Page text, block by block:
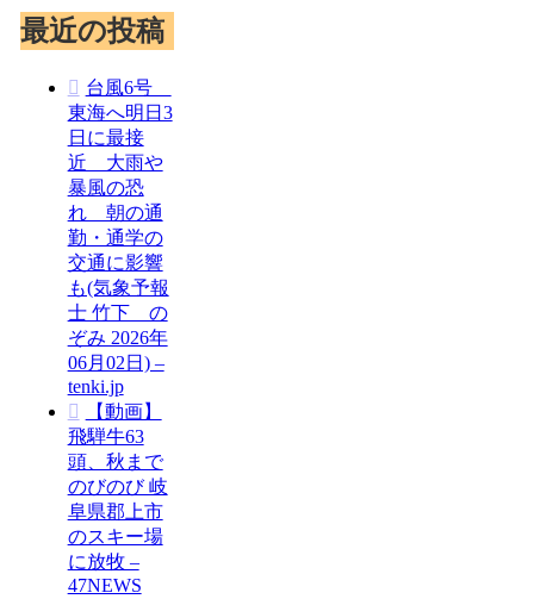
最近の投稿
台風6号
東海へ明日3
日に最接
近 大雨や
暴風の恐
れ 朝の通
勤・通学の
交通に影響
も(気象予報
士 竹下 の
ぞみ 2026年
06月02日) –
tenki.jp
【動画】
飛騨牛63
頭、秋まで
のびのび 岐
阜県郡上市
のスキー場
に放牧 –
47NEWS